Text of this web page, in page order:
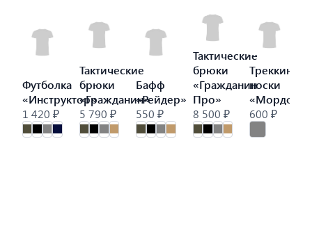
Футболка
«Инструктор»
1 420 ₽
Тактические
брюки
«Гражданин»
5 790 ₽
Бафф
«Рейдер»
550 ₽
Тактические
брюки
«Гражданин
Про»
8 500 ₽
носки
«Мордор»
600 ₽